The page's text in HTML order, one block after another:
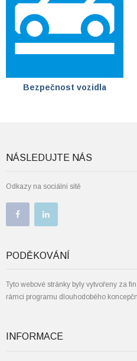
Bezpečnost vozidla
NÁSLEDUJTE NÁS
Odkazy na sociální sítě
PODĚKOVÁNÍ
Tyto webové stránky byly vytvořeny za
rámci programu dlouhodobého
INFORMACE